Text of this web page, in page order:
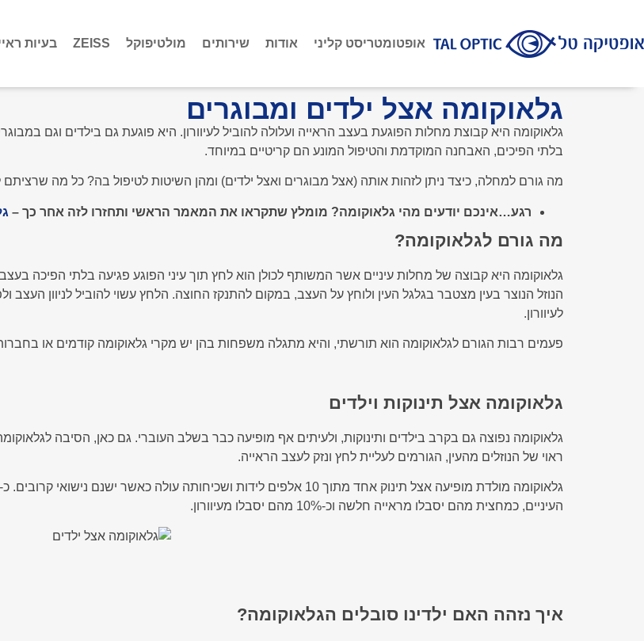
אופטומטריסט קליני אודות שירותים מולטיפוקל ZEISS בעיות
גלאוקומה אצל ילדים ומבוגרים
גלאוקומה היא קבוצת מחלות הפוגעת בעצב הראייה ועלולה להוביל לעיוורון. היא פוגעת גם בילדים וגם
בלתי הפיכים, האבחנה המוקדמת והטיפול המונע הם קריטיים במיוחד.
מה גורם למחלה, כיצד ניתן לזהות אותה (אצל מבוגרים ואצל ילדים) ומהן השיטות לטיפול בה? כל מה
רגע…אינכם יודעים מהי גלאוקומה? מומלץ שתקראו את המאמר הראשי ותחזרו לזה אחר כך –
מה גורם לגלאוקומה?
גלאוקומה היא קבוצה של מחלות עיניים אשר המשותף לכולן הוא לחץ תוך עיני הפוגע פגיעה בלתי הפיכה
הנוזל הנוצר בעין מצטבר בגלגל העין ולוחץ על העצב, במקום להתנקז החוצה. הלחץ עשוי להוביל לניוון
לעיוורון.
פעמים רבות הגורם לגלאוקומה הוא תורשתי, והיא מתגלה משפחות בהן יש מקרי גלאוקומה קודמים או בחברות
גלאוקומה אצל תינוקות וילדים
גלאוקומה נפוצה גם בקרב בילדים ותינוקות, ולעיתים אף מופיעה כבר בשלב העוברי. גם כאן, הסיבה
ראוי של הנוזלים מהעין, הגורמים לעליית לחץ ונזק לעצב הראייה.
העיניים, כמחצית מהם יסבלו מראייה חלשה וכ-10% מהם יסבלו מעיוורון.
איך נזהה האם ילדינו סובלים הגלאוקומה?